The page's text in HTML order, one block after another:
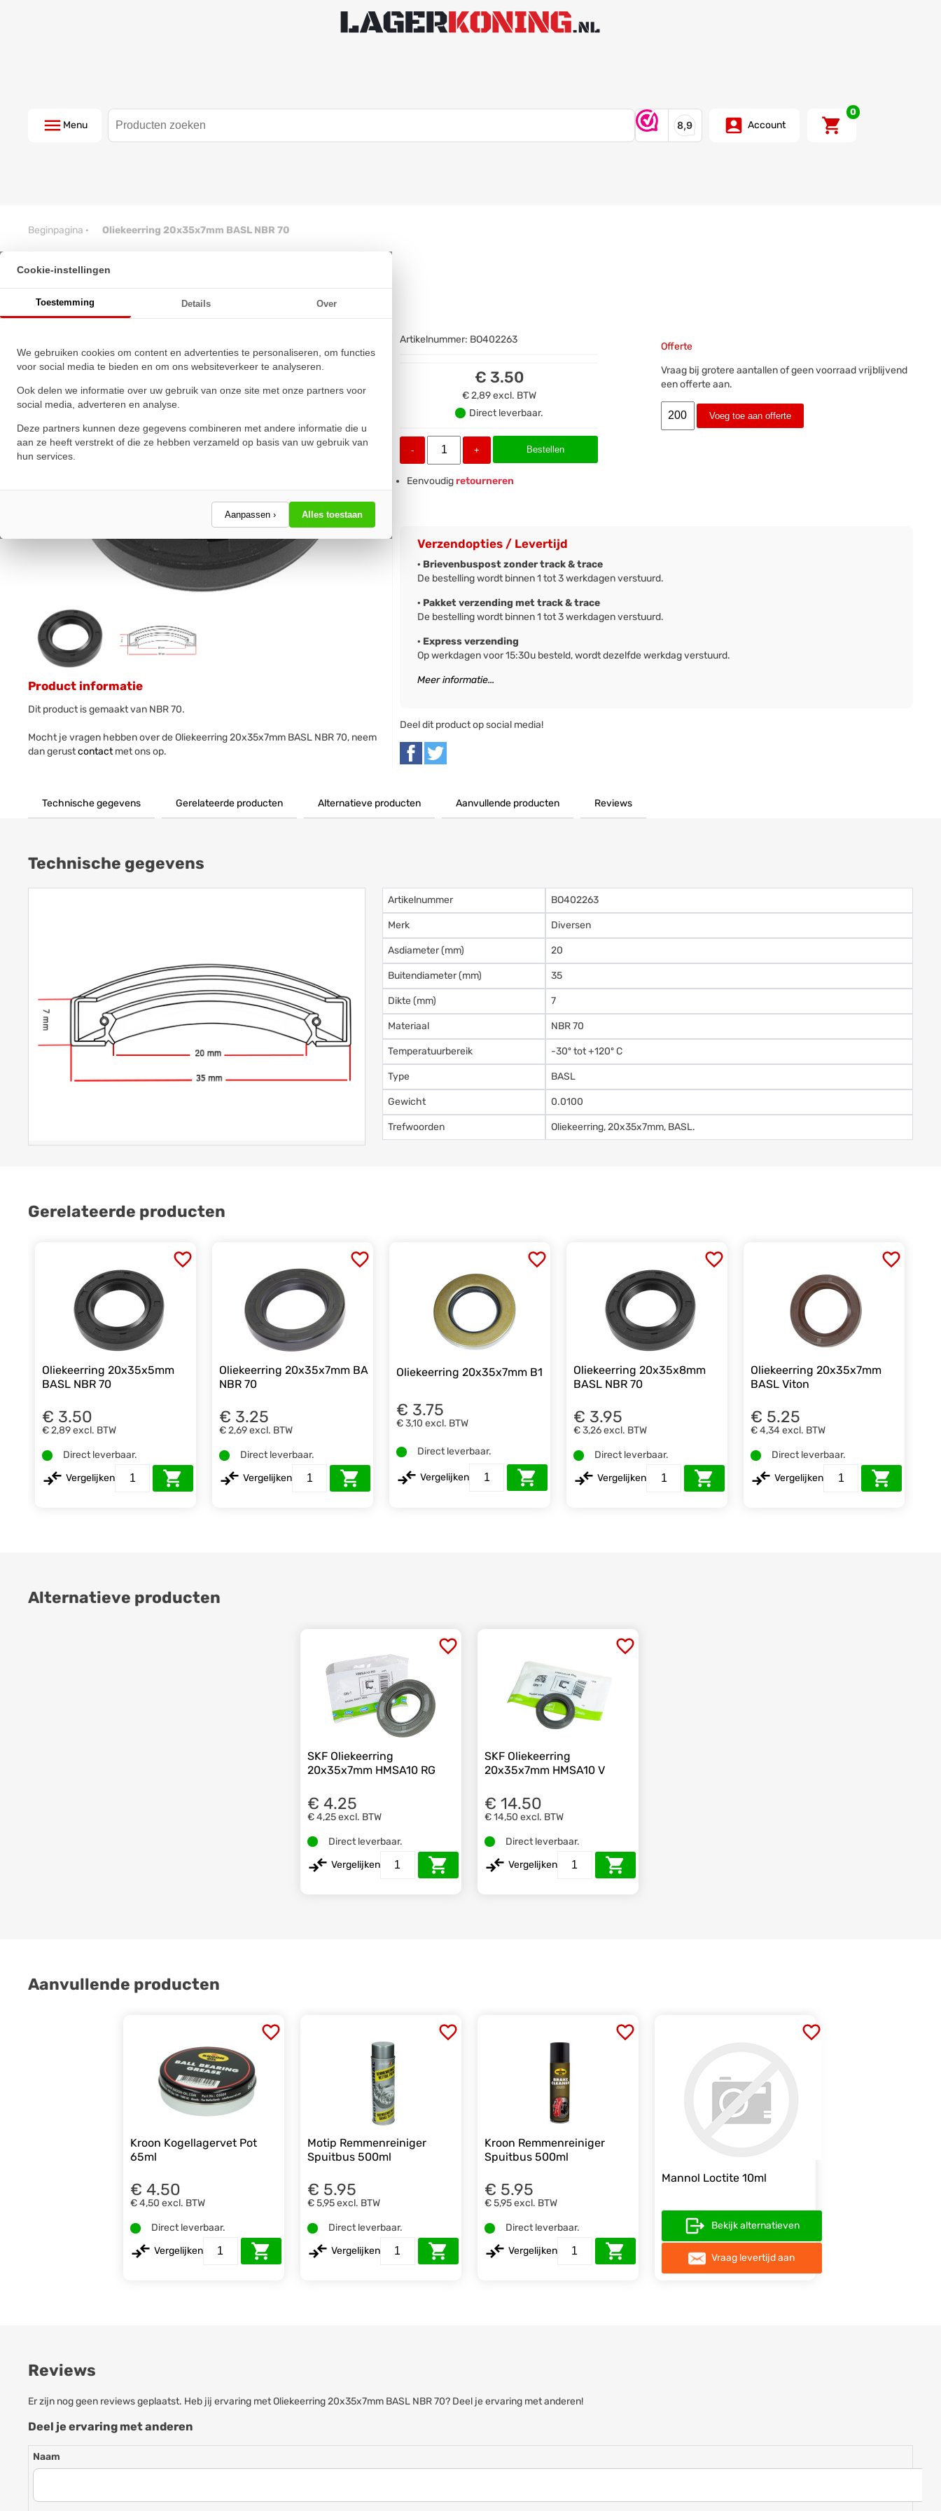
Menu Account
0
Beginpagina · Oliekeerring 20x35x7mm BASL NBR 70
Cookie-instellingen
Toestemming Details Over
We gebruiken cookies om content en advertenties te personaliseren, om functies
voor social media te bieden en om ons websiteverkeer te analyseren.
Ook delen we informatie over uw gebruik van onze site met onze partners voor
social media, adverteren en analyse.
Deze partners kunnen deze gegevens combineren met andere informatie die u
aan ze heeft verstrekt of die ze hebben verzameld op basis van uw gebruik van
hun services.
Aanpassen › Alles toestaan
Oliekeerring 20x35x7mm BASL NBR 70
★★★★★
★★★★★
Product informatie
Dit product is gemaakt van NBR 70.
Mocht je vragen hebben over de Oliekeerring 20x35x7mm BASL NBR 70, neem
dan gerustcontactmet ons op.
Artikelnummer: BO402263
€ 3.50
€ 2,89excl. BTW
Direct leverbaar.
- + Bestellen
Eenvoudigretourneren
Offerte
Vraag bij grotere aantallen of geen voorraad vrijblijvend
een offerte aan.
Voeg toe aan offerte
Verzendopties / Levertijd
· Brievenbuspost zonder track & trace
De bestelling wordt binnen 1 tot 3 werkdagen verstuurd.
· Pakket verzending met track & trace
De bestelling wordt binnen 1 tot 3 werkdagen verstuurd.
· Express verzending
Op werkdagen voor 15:30u besteld, wordt dezelfde werkdag verstuurd.
Meer informatie...
Deel dit product op social media!
Technische gegevens Gerelateerde producten Alternatieve producten Aanvullende producten Reviews
Technische gegevens
Artikelnummer BO402263
Merk Diversen
Asdiameter (mm) 20
Buitendiameter (mm) 35
Dikte (mm) 7
Materiaal NBR 70
Temperatuurbereik -30º tot +120º C
Type BASL
Gewicht 0.0100
Trefwoorden Oliekeerring, 20x35x7mm, BASL.
Gerelateerde producten
Oliekeerring 20x35x5mm
BASL NBR 70
€ 3.50
€ 2,89excl. BTW
Direct leverbaar.
Vergelijken
Oliekeerring 20x35x7mm BA
NBR 70
€ 3.25
€ 2,69excl. BTW
Direct leverbaar.
Vergelijken
Oliekeerring 20x35x7mm B1
€ 3.75
€ 3,10 excl. BTW
Direct leverbaar.
Vergelijken
Oliekeerring 20x35x8mm
BASL NBR 70
€ 3.95
€ 3,26excl. BTW
Direct leverbaar.
Vergelijken
Oliekeerring 20x35x7mm
BASL Viton
€ 5.25
€ 4,34 excl. BTW
Direct leverbaar.
Vergelijken
Alternatieve producten
SKF Oliekeerring
20x35x7mm HMSA10 RG
€ 4.25
€ 4,25excl. BTW
Direct leverbaar.
Vergelijken
SKF Oliekeerring
20x35x7mm HMSA10 V
€ 14.50
€ 14,50 excl. BTW
Direct leverbaar.
Vergelijken
Aanvullende producten
Kroon Kogellagervet Pot
65ml
€ 4.50
€ 4,50 excl. BTW
Direct leverbaar.
Vergelijken
Motip Remmenreiniger
Spuitbus 500ml
€ 5.95
€ 5,95excl. BTW
Direct leverbaar.
Vergelijken
Kroon Remmenreiniger
Spuitbus 500ml
€ 5.95
€ 5,95excl. BTW
Direct leverbaar.
Vergelijken
Mannol Loctite 10ml
Bekijk alternatieven
Vraag levertijd aan
Reviews
Er zijn nog geen reviews geplaatst. Heb jij ervaring met Oliekeerring 20x35x7mm BASL NBR 70? Deel je ervaring met anderen!
Deel je ervaring met anderen
Naam